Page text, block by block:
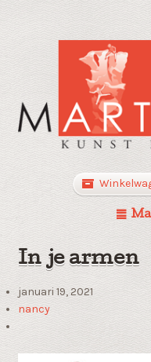
In je armen
januari 19, 2021
nancy